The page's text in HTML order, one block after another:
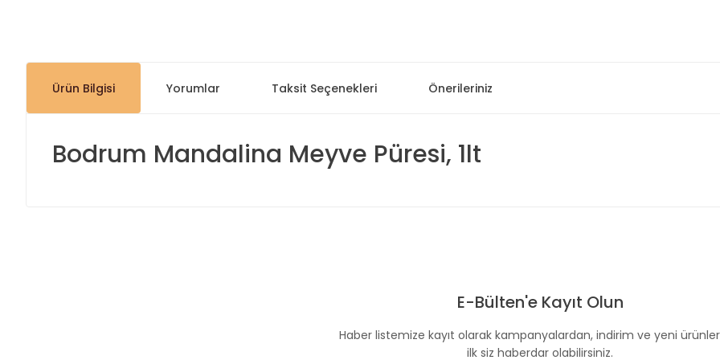
Ürün Bilgisi Yorumlar Taksit Seçenekleri Önerileriniz
Bodrum Mandalina Meyve Püresi, 1lt
Yorum Yaz
E-Bülten'e Kayıt Olun
Haber listemize kayıt olarak kampanyalardan, indirim ve yeni
ilk siz haberdar olabilirsiniz.